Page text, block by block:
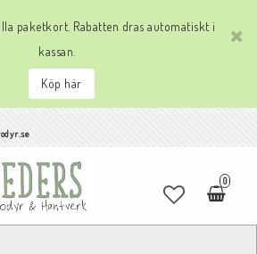
paketkort. Rabatten dras automatiskt i
kassan.
Köp här
0